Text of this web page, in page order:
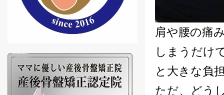
肩や腰の痛
しまうだけ
と大きな負
ただ、どう